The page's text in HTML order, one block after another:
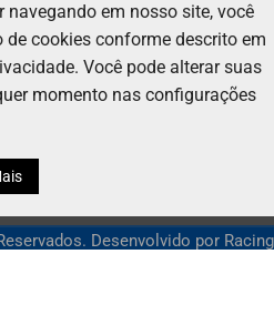
Red Bull e apoia declaração de
costumavam ser meu ponto
de Hamilton após sua
Desenvolvido por Racing
navegando em nosso site, você
cookies conforme descrito em
Você pode alterar suas
momento nas configurações